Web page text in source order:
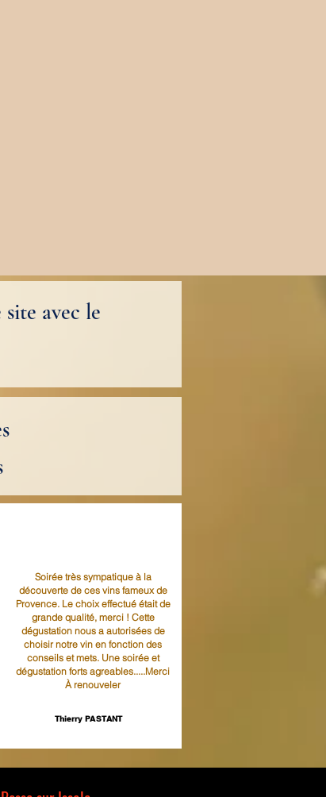
avec le
Soirée très sympatique à la
découverte de ces vins fameux de
Provence. Le choix effectué était de
grande qualité, merci ! Cette
dégustation nous a autorisées de
choisir notre vin en fonction des
conseils et mets. Une soirée et
dégustation forts agreables.....Merci
À renouveler
Thierry PASTANT